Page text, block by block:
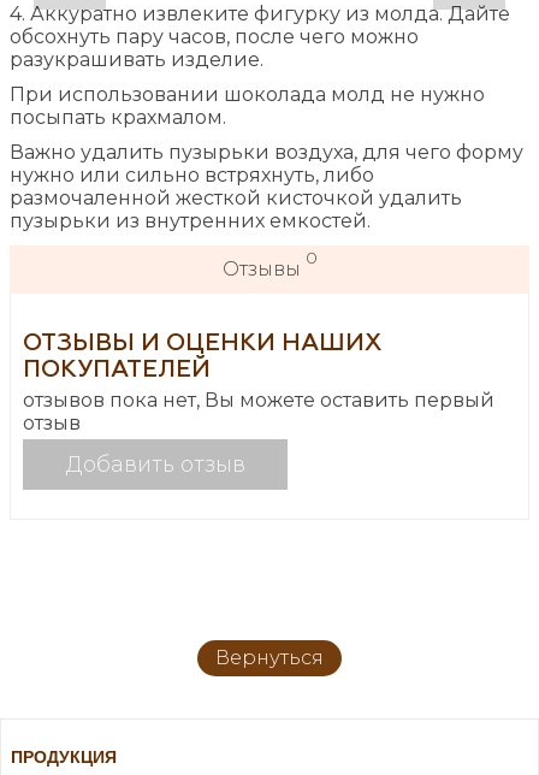
4. Аккуратно извлеките фигурку из молда. Дайте
обсохнуть пару часов, после чего можно
разукрашивать изделие.
При использовании шоколада молд не нужно
посыпать крахмалом.
Важно удалить пузырьки воздуха, для чего форму
нужно или сильно встряхнуть, либо
размочаленной жесткой кисточкой удалить
пузырьки из внутренних емкостей.
Отзывы 0
ОТЗЫВЫ И ОЦЕНКИ НАШИХ
ПОКУПАТЕЛЕЙ
отзывов пока нет, Вы можете оставить первый
отзыв
Добавить отзыв
Вернуться
ПРОДУКЦИЯ